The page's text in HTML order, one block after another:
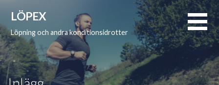
innehåll
LÖPEX
Löpning och andra konditionsidrotter